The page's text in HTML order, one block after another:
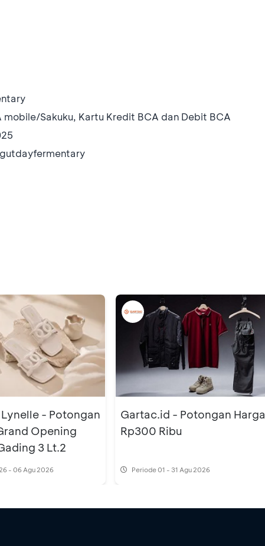
Sakuku, Kartu Kredit BCA dan Debit BCA
- Potongan
Opening
3 Lt.2
- 06 Agu 2026
Gartac.id - Potongan Harga
Rp300 Ribu
Periode01 - 31 Agu 2026